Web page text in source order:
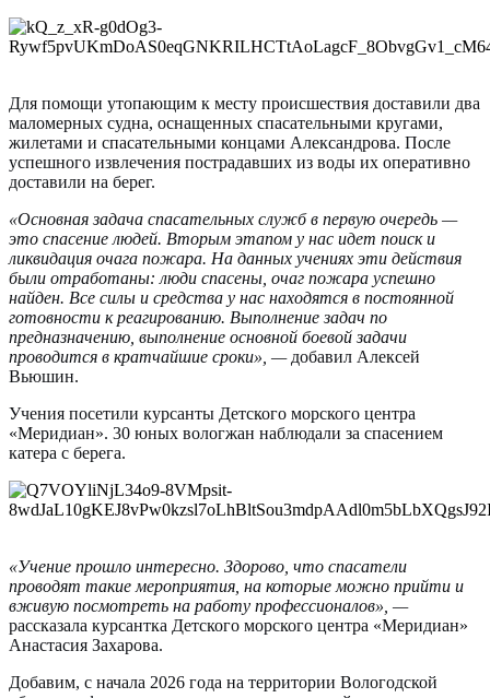
Для помощи утопающим к месту происшествия доставили два
маломерных судна, оснащенных спасательными кругами,
жилетами и спасательными концами Александрова. После
успешного извлечения пострадавших из воды их оперативно
доставили на берег.
«Основная задача спасательных служб в первую очередь —
это спасение людей. Вторым этапом у нас идет поиск и
ликвидация очага пожара. На данных учениях эти действия
были отработаны: люди спасены, очаг пожара успешно
найден. Все силы и средства у нас находятся в постоянной
готовности к реагированию. Выполнение задач по
предназначению, выполнение основной боевой задачи
проводится в кратчайшие сроки», —добавил Алексей
Вьюшин.
Учения посетили курсанты Детского морского центра
«Меридиан». 30 юных вологжан наблюдали за спасением
катера с берега.
«Учение прошло интересно. Здорово, что спасатели
проводят такие мероприятия, на которые можно прийти и
вживую посмотреть на работу профессионалов», —
рассказала курсантка Детского морского центра «Меридиан»
Анастасия Захарова.
Добавим, с начала 2026 года на территории Вологодской